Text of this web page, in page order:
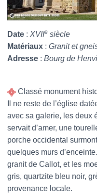
Date : XVIIe siècle
Matériaux : Granit et
Adresse : Bourg de
Classé monument
Il ne reste de l’église
avec sa galerie, les deux
servait d’amer, une
porche occidental
quelques murs
granit de Callot, et les
gris, quartzite bleu noir,
provenance locale.